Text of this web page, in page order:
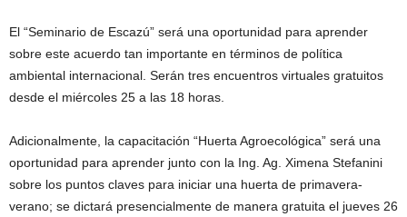
El “Seminario de Escazú” será una oportunidad para aprender
sobre este acuerdo tan importante en términos de política
ambiental internacional. Serán tres encuentros virtuales gratuitos
desde el miércoles 25 a las 18 horas.
Adicionalmente, la capacitación “Huerta Agroecológica” será una
oportunidad para aprender junto con la Ing. Ag. Ximena Stefanini
sobre los puntos claves para iniciar una huerta de primavera-
verano; se dictará presencialmente de manera gratuita el jueves 26